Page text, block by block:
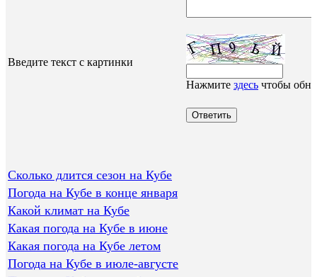
Введите текст с картинки
Нажмите здесь чтобы
Сколько длится сезон на Кубе
Погода на Кубе в конце января
Какой климат на Кубе
Какая погода на Кубе в июне
Какая погода на Кубе летом
Погода на Кубе в июле-августе